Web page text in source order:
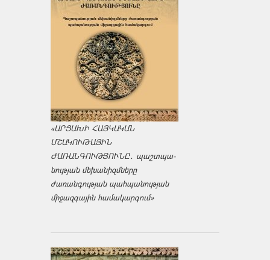
«ԱՐՑԱԽԻ ՀԱՅԿԱԿԱՆ
ՄՇԱԿՈՒԹԱՅԻՆ
ԺԱՌԱՆԳՈՒԹՅՈՒՆԸ․ պաշտպա­
նության մեխանիզմները
ժառանգության պահպանության
միջազ­գային համակարգում»